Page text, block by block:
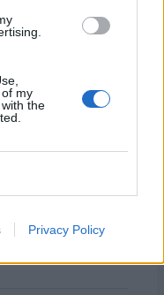
my
the
Privacy Policy
μπορεί να
σε δέκα
μηχανισμός
σε 9 από 11